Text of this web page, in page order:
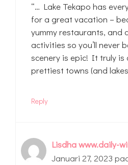
“… Lake Tekapo has
for a great vacation –
yummy restaurants, and
activities so you’ll never
scenery is epic! It truly is
prettiest towns (and
Reply
Lisdha www.daily-
Januari 27, 2023